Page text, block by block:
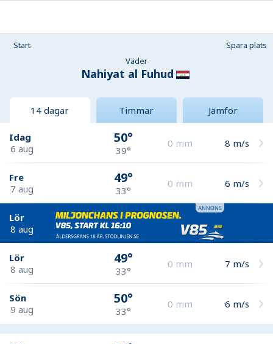
Start
Spara plats
Väder
Nahiyat al Fuhud
14 dagar Timmar Jämför
Idag
6 aug
50°
39°
0 mm 8 m/s
Fre
7 aug
49°
33°
0 mm 6 m/s
Lör
8 aug
Lör
8 aug
49°
33°
0 mm 7 m/s
Sön
9 aug
50°
33°
0 mm 6 m/s